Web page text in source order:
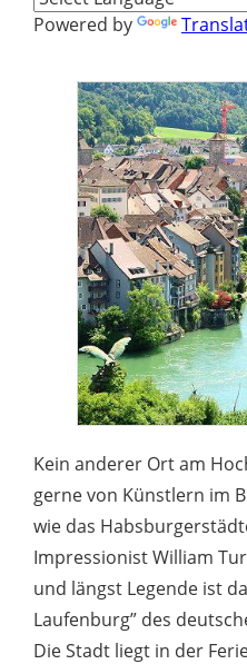
Powered by
Kein anderer Ort am
gerne von Künstlern im
wie das
Impressionist William
und längst Legende ist
Laufenburg” des
Die Stadt liegt in der